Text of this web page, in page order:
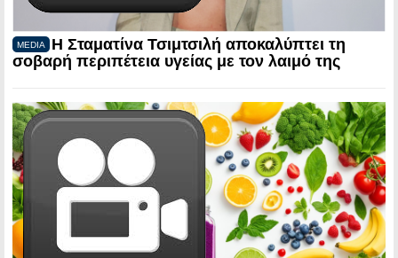
MEDIA
Η Σταματίνα Τσιμτσιλή αποκαλύπτει τη
σοβαρή περιπέτεια υγείας με τον λαιμό της